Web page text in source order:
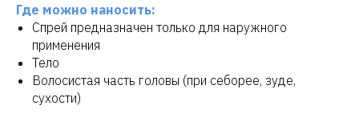
Где можно наносить:
Спрей предназначен только для наружного
применения
Тело
Волосистая часть головы (при себорее, зуде,
сухости)